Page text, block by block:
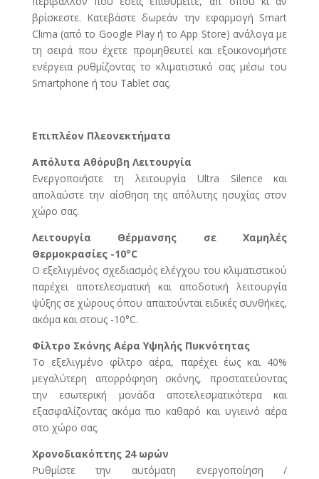
βρίσκεστε. Κατεβάστε δωρεάν την εφαρμογή Smart
Clima (από το Google Play ή το App Store) ανάλογα με
τη σειρά που έχετε προμηθευτεί και εξοικονομήστε
ενέργεια ρυθμίζοντας το κλιματιστικό σας μέσω του
Smartphone ή του Tablet σας.
Επιπλέον Πλεονεκτήματα
Απόλυτα Αθόρυβη Λειτουργία
Ενεργοποιήστε τη λειτουργία Ultra Silence και
απολαύστε την αίσθηση της απόλυτης ησυχίας στον
χώρο σας.
Λειτουργία Θέρμανσης σε Χαμηλές
Θερμοκρασίες -10°C
Ο εξελιγμένος σχεδιασμός ελέγχου του κλιματιστικού
παρέχει αποτελεσματική και αποδοτική λειτουργία
ψύξης σε χώρους όπου απαιτούνται ειδικές συνθήκες,
ακόμα και στους -10°C.
Φίλτρο Σκόνης Αέρα Υψηλής Πυκνότητας
Το εξελιγμένο φίλτρο αέρα, παρέχει έως και 40%
μεγαλύτερη απορρόφηση σκόνης, προστατεύοντας
την εσωτερική μονάδα αποτελεσματικότερα και
εξασφαλίζοντας ακόμα πιο καθαρό και υγιεινό αέρα
στο χώρο σας.
Χρονοδιακόπτης 24 ωρών
Ρυθμίστε την αυτόματη ενεργοποίηση /